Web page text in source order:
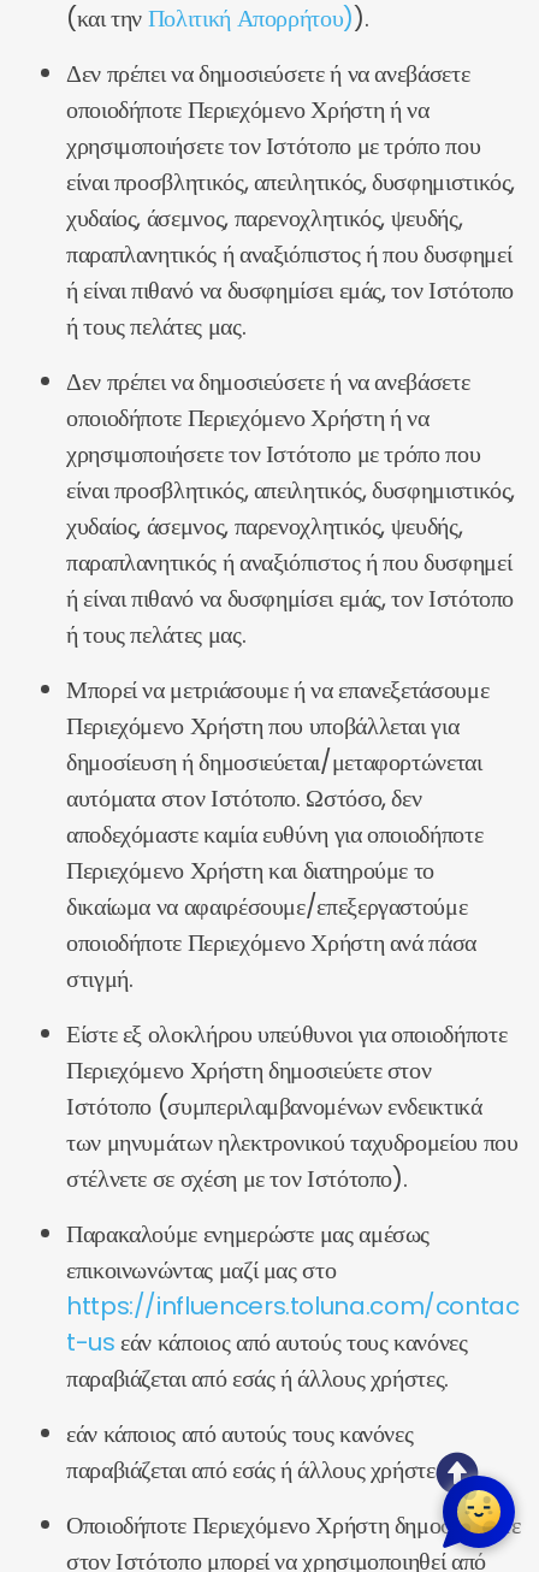
(και τηνΠολιτική Απορρήτου)).
Δεν πρέπει να δημοσιεύσετε ή να ανεβάσετε
οποιοδήποτε Περιεχόμενο Χρήστη ή να
χρησιμοποιήσετε τον Ιστότοπο με τρόπο που
είναι προσβλητικός, απειλητικός, δυσφημιστικός,
χυδαίος, άσεμνος, παρενοχλητικός, ψευδής,
παραπλανητικός ή αναξιόπιστος ή που δυσφημεί
ή είναι πιθανό να δυσφημίσει εμάς, τον Ιστότοπο
ή τους πελάτες μας.
Δεν πρέπει να δημοσιεύσετε ή να ανεβάσετε
οποιοδήποτε Περιεχόμενο Χρήστη ή να
χρησιμοποιήσετε τον Ιστότοπο με τρόπο που
είναι προσβλητικός, απειλητικός, δυσφημιστικός,
χυδαίος, άσεμνος, παρενοχλητικός, ψευδής,
παραπλανητικός ή αναξιόπιστος ή που δυσφημεί
ή είναι πιθανό να δυσφημίσει εμάς, τον Ιστότοπο
ή τους πελάτες μας.
Μπορεί να μετριάσουμε ή να επανεξετάσουμε
Περιεχόμενο Χρήστη που υποβάλλεται για
δημοσίευση ή δημοσιεύεται/μεταφορτώνεται
αυτόματα στον Ιστότοπο. Ωστόσο, δεν
αποδεχόμαστε καμία ευθύνη για οποιοδήποτε
Περιεχόμενο Χρήστη και διατηρούμε το
δικαίωμα να αφαιρέσουμε/επεξεργαστούμε
οποιοδήποτε Περιεχόμενο Χρήστη ανά πάσα
στιγμή.
Είστε εξ ολοκλήρου υπεύθυνοι για οποιοδήποτε
Περιεχόμενο Χρήστη δημοσιεύετε στον
Ιστότοπο (συμπεριλαμβανομένων ενδεικτικά
των μηνυμάτων ηλεκτρονικού ταχυδρομείου που
στέλνετε σε σχέση με τον Ιστότοπο).
Παρακαλούμε ενημερώστε μας αμέσως
επικοινωνώντας μαζί μας στο
https://influencers.toluna.com/contac
t-usεάν κάποιος από αυτούς τους κανόνες
παραβιάζεται από εσάς ή άλλους χρήστες.
εάν κάποιος από αυτούς τους κανόνες
παραβιάζεται από εσάς ή άλλους χρήστες.
Οποιοδήποτε Περιεχόμενο Χρήστη δημοσιεύσετε
στον Ιστότοπο μπορεί να χρησιμοποιηθεί από